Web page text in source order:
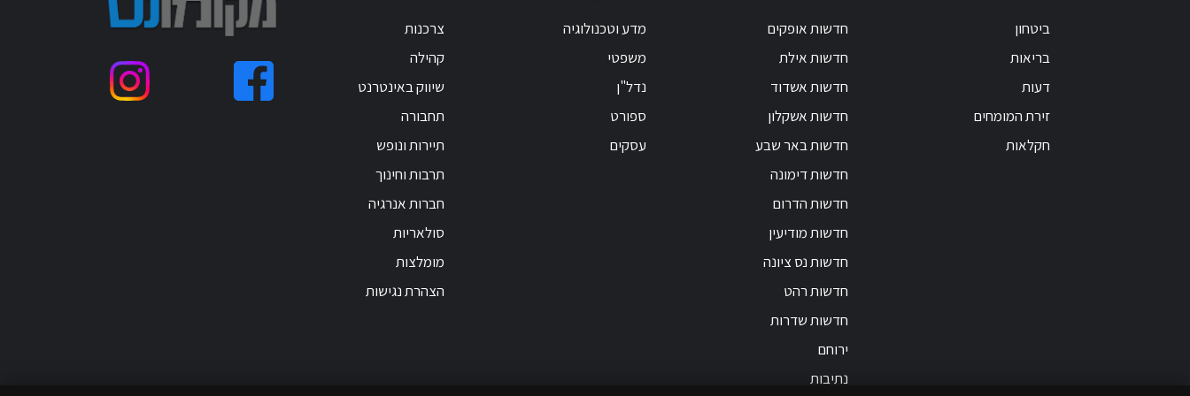
ביטחון
בריאות
דעות
זירת המומחים
חקלאות
חדשות אופקים
חדשות אילת
חדשות אשדוד
חדשות אשקלון
חדשות באר שבע
חדשות דימונה
חדשות הדרום
חדשות מודיעין
חדשות נס ציונה
חדשות רהט
חדשות שדרות
ירוחם
נתיבות
מדע וטכנולוגיה
משפטי
נדל"ן
ספורט
עסקים
צרכנות
קהילה
שיווק באינטרנט
תחבורה
תיירות ונופש
תרבות וחינוך
חברות אנרגיה
סולאריות
מומלצות
הצהרת נגישות